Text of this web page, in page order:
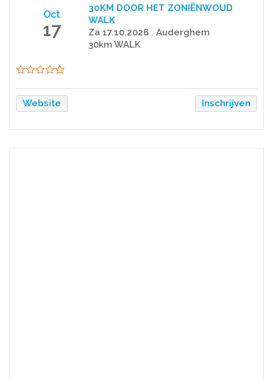
Oct
17
30KM DOOR HET ZONIËNWOUD
WALK
Za 17.10.2026 . Auderghem
30km WALK
Website Inschrijven